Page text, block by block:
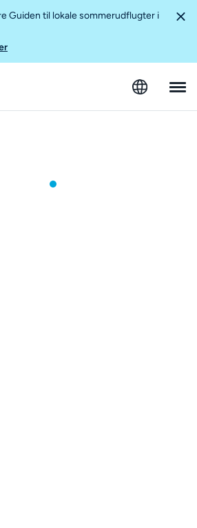
Guiden til lokale sommerudflugter i